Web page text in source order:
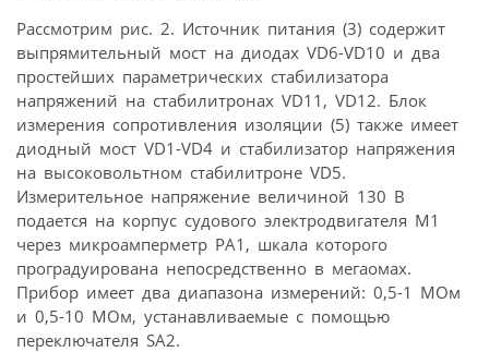
Рассмотрим рис. 2. Источник питания (3) содержит
выпрямительный мост на диодах VD6-VD10 и два
простейших параметрических стабилизатора
напряжений на стабилитронах VD11, VD12. Блок
измерения сопротивления изоляции (5) также имеет
диодный мост VD1-VD4 и стабилизатор напряжения
на высоковольтном стабилитроне VD5.
Измерительное напряжение величиной 130 В
подается на корпус судового электродвигателя M1
через микроамперметр PA1, шкала которого
проградуирована непосредственно в мегаомах.
Прибор имеет два диапазона измерений: 0,5-1 МОм
и 0,5-10 МОм, устанавливаемые с помощью
переключателя SA2.